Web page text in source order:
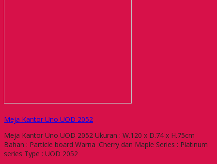
Meja Kantor Uno UOD 2052
Meja Kantor Uno UOD 2052 Ukuran : W.120 x D.74 x H.75cm
Bahan : Particle board Warna :Cherry dan Maple Series : Platinum
series Type : UOD 2052